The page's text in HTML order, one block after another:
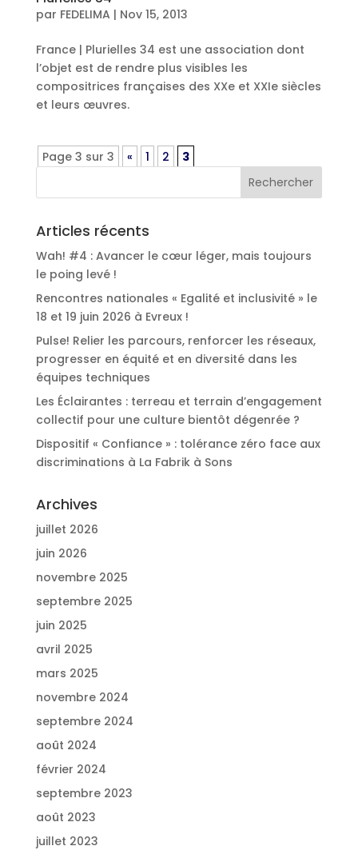
par FEDELIMA | Nov 15, 2013
France | Plurielles 34 est une association dont
l’objet est de rendre plus visibles les
compositrices françaises des XXe et XXIe siècles
et leurs œuvres.
Page 3 sur 3 « 1 2 3
Articles récents
Wah! #4 : Avancer le cœur léger, mais toujours
le poing levé !
Rencontres nationales « Egalité et inclusivité » le
18 et 19 juin 2026 à Evreux !
Pulse! Relier les parcours, renforcer les réseaux,
progresser en équité et en diversité dans les
équipes techniques
Les Éclairantes : terreau et terrain d’engagement
collectif pour une culture bientôt dégenrée ?
Dispositif « Confiance » : tolérance zéro face aux
discriminations à La Fabrik à Sons
Archives
juillet 2026
juin 2026
novembre 2025
septembre 2025
juin 2025
avril 2025
mars 2025
novembre 2024
septembre 2024
août 2024
février 2024
septembre 2023
août 2023
juillet 2023